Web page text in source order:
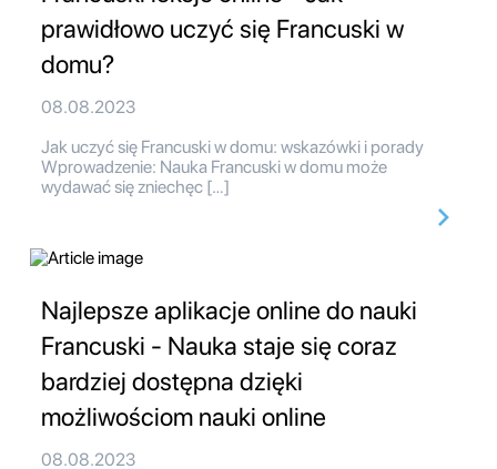
prawidłowo uczyć się Francuski w
domu?
08.08.2023
Jak uczyć się Francuski w domu: wskazówki i porady
Wprowadzenie: Nauka Francuski w domu może
wydawać się zniechęc […]
Najlepsze aplikacje online do nauki
Francuski - Nauka staje się coraz
bardziej dostępna dzięki
możliwościom nauki online
08.08.2023